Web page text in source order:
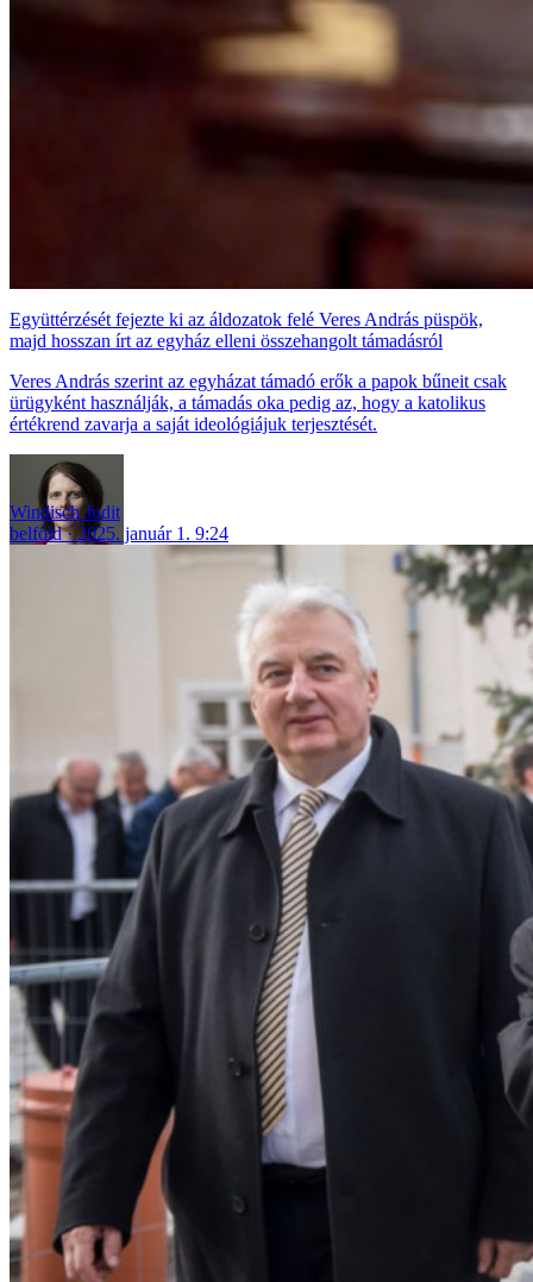
Együttérzését fejezte ki az áldozatok felé Veres András püspök,
majd hosszan írt az egyház elleni összehangolt támadásról
Veres András szerint az egyházat támadó erők a papok bűneit csak
ürügyként használják, a támadás oka pedig az, hogy a katolikus
értékrend zavarja a saját ideológiájuk terjesztését.
Windisch Judit
belföld
2025. január 1. 9:24